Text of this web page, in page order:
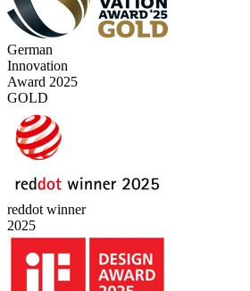
German
Innovation
Award 2025
GOLD
reddot winner
2025